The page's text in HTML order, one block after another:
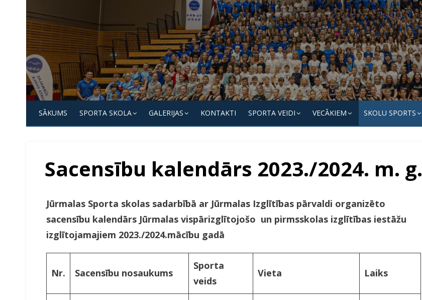
to
content
Jūrmalas
Sporta
skola
SĀKUMS SPORTA SKOLA GALERIJAS KONTAKTI SPORTA VEIDI VECĀKIEM SKOLU SPORTS
Sacensību kalendārs 2023./2024. m. g.
Jūrmalas Sporta skolas sadarbībā ar Jūrmalas Izglītības pārvaldi organizēto
sacensību kalendārs Jūrmalas vispārizglītojošo un pirmsskolas izglītības iestāžu
izglītojamajiem 2023./2024.mācību gadā
Nr. Sacensību nosaukums
Sporta
veids
Vieta Laiks